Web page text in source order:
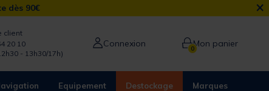
dès 90€ ×
client
20 10
- 13h30/17h)
Connexion 0Mon panier
Equipement Destockage Marques